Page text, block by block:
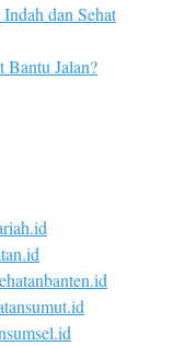
dan Sehat
Jalan?